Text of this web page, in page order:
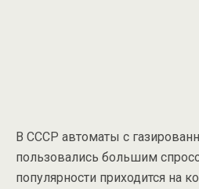
В СССР автоматы с
пользовались большим
популярности приходится на